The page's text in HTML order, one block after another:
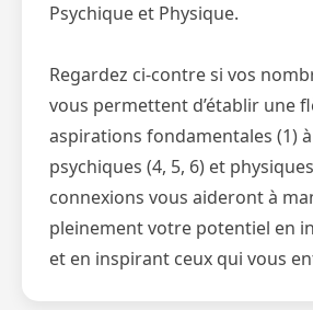
Psychique et Physique.
Regardez ci-contre si vos
vous permettent d’établir une
aspirations fondamentales (1)
psychiques (4, 5, 6) et
connexions vous aideront à
pleinement votre potentiel en
et en inspirant ceux qui vous